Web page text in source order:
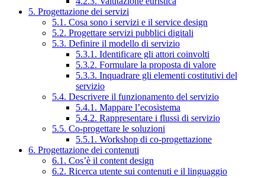
5. Progettazione dei servizi
5.1. Cosa sono i servizi e il service design
5.2. Progettare servizi pubblici digitali
5.3. Definire il modello di servizio
5.3.1. Identificare gli attori coinvolti
5.3.2. Formulare la proposta di valore
5.3.3. Inquadrare gli elementi costitutivi del
servizio
5.4. Descrivere il funzionamento del servizio
5.4.1. Mappare l’ecosistema
5.4.2. Rappresentare i flussi di servizio
5.5. Co-progettare le soluzioni
5.5.1. Workshop di co-progettazione
6. Progettazione dei contenuti
6.1. Cos’è il content design
6.2. Ricerca utente sui contenuti e il linguaggio